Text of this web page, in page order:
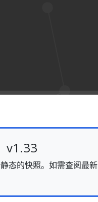
v1.33
态的快照。如需查阅最新